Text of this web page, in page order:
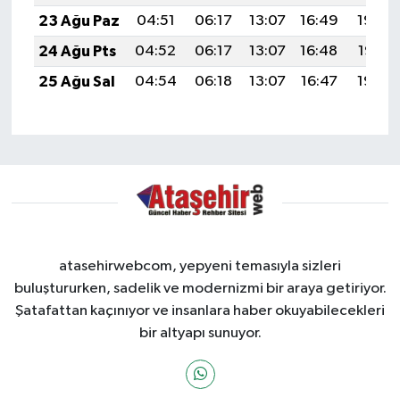
23 Ağu Paz
04:51 06:17 13:07 16:49
19:48
24 Ağu Pts
04:52 06:17 13:07 16:48
19:47
25 Ağu Sal
04:54 06:18 13:07 16:47 19:45
atasehirwebcom, yepyeni temasıyla sizleri
buluştururken, sadelik ve modernizmi bir araya getiriyor.
Şatafattan kaçınıyor ve insanlara haber okuyabilecekleri
bir altyapı sunuyor.